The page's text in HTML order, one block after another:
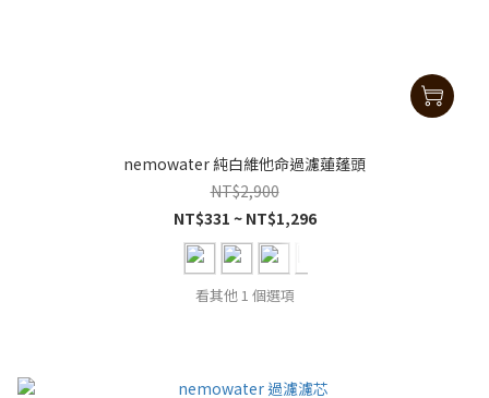
nemowater 純白維他命過濾蓮蓬頭
NT$2,900
NT$331 ~ NT$1,296
看其他 1 個選項